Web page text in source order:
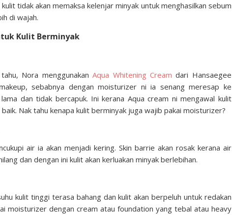
tidak akan memaksa kelenjar minyak untuk menghasilkan sebum
di wajah.
Kulit Berminyak
Nora menggunakanAqua Whitening Cream dari Hansaegee
sebabnya dengan moisturizer ni ia senang meresap ke
dan tidak bercapuk. Ini kerana Aqua cream ni mengawal kulit
Nak tahu kenapa kulit berminyak juga wajib pakai moisturizer?
air ia akan menjadi kering. Skin barrie akan rosak kerana air
dan dengan ini kulit akan kerluakan minyak berlebihan.
kulit tinggi terasa bahang dan kulit akan berpeluh untuk redakan
moisturizer dengan cream atau foundation yang tebal atau heavy